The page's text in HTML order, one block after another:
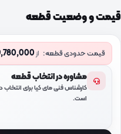
قیمت و وضعیت قطعه
قیمت حدودی قطعه: از
مشاوره در انتخاب قطعه
کارشناس فنی مای کیا برای
است.